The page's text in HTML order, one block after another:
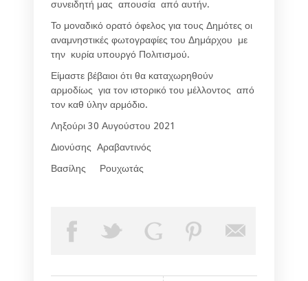
συνειδητή μας απουσία από αυτήν.
Το μοναδικό ορατό όφελος για τους Δημότες οι
αναμνηστικές φωτογραφίες του Δημάρχου με
την κυρία υπουργό Πολιτισμού.
Είμαστε βέβαιοι ότι θα καταχωρηθούν
αρμοδίως για τον ιστορικό του μέλλοντος από
τον καθ ύλην αρμόδιο.
Ληξούρι 30 Αυγούστου 2021
Διονύσης Αραβαντινός
Βασίλης Ρουχωτάς